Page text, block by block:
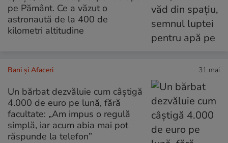
pe Pământ. Ce a văzut o
astronaută de la 400 de
kilometri altitudine
Bani și Afaceri 31 mai
Un bărbat dezvăluie cum câștigă
4.000 de euro pe lună, fără
facultate: „Am impus o regulă
simplă, iar acum abia mai pot
răspunde la telefon”